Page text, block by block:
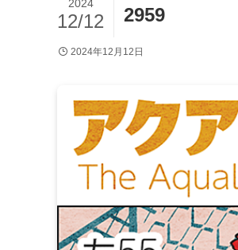
2959
2024
12/12
2024年12月12日